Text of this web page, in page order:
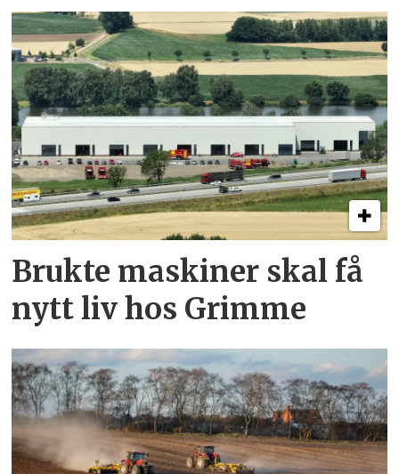
Brukte maskiner skal få
nytt liv hos Grimme